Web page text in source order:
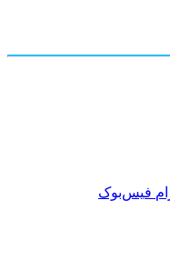
فیس‌بوک